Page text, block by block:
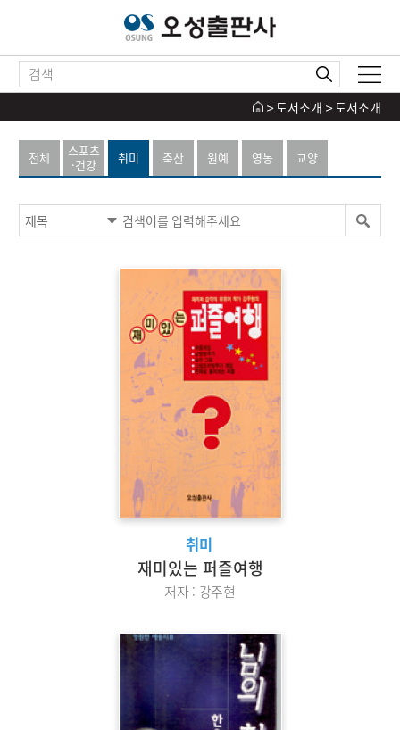
도서소개 도서소개
전체
스포츠
·건강
취미 축산 원예 영농 교양
취미
재미있는 퍼즐여행
저자 : 강주현